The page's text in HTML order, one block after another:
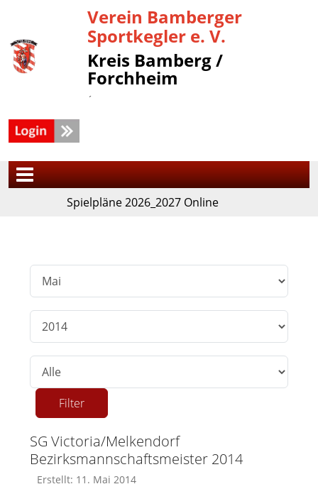
Verein Bamberger
Sportkegler e. V.
Kreis Bamberg /
Forchheim
´
Spielpläne 2026_2027 Online
Filter
SG Victoria/Melkendorf
Bezirksmannschaftsmeister 2014
Erstellt: 11. Mai 2014